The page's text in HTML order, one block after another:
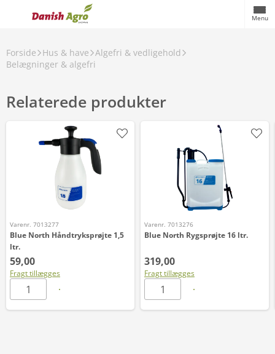
Menu
Forside Hus & have Algefri & vedligehold
Belægninger & algefri
Relaterede produkter
Varenr. 7013277
Blue North Håndtryksprøjte 1,5
ltr.
59,00
Fragt tillægges
Varenr. 7013276
Blue North Rygsprøjte 16 ltr.
319,00
Fragt tillægges